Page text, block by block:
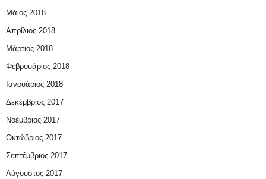
Μάιος 2018
Απρίλιος 2018
Μάρτιος 2018
Φεβρουάριος 2018
Ιανουάριος 2018
Δεκέμβριος 2017
Νοέμβριος 2017
Οκτώβριος 2017
Σεπτέμβριος 2017
Αύγουστος 2017